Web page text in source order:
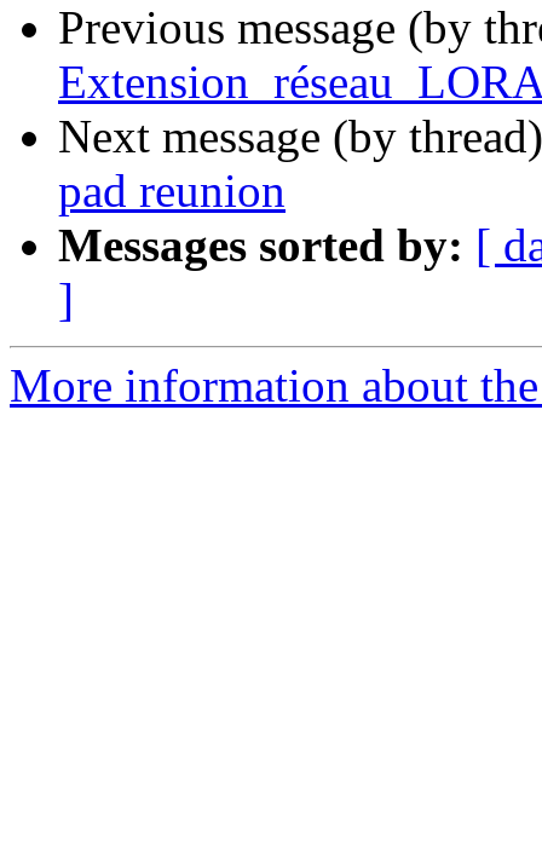
Previous message (by
Next message (by
pad reunion
Messages sorted by: [
]
More information about